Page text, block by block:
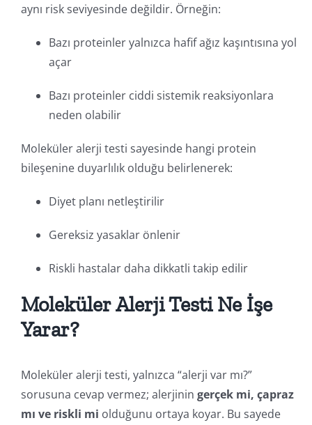
aynı risk seviyesinde değildir. Örneğin:
Bazı proteinler yalnızca hafif ağız kaşıntısına yol
açar
Bazı proteinler ciddi sistemik reaksiyonlara
neden olabilir
Moleküler alerji testi sayesinde hangi protein
bileşenine duyarlılık olduğu belirlenerek:
Diyet planı netleştirilir
Gereksiz yasaklar önlenir
Riskli hastalar daha dikkatli takip edilir
Moleküler Alerji Testi Ne İşe
Yarar?
Moleküler alerji testi, yalnızca “alerji var mı?”
sorusuna cevap vermez; alerjinin gerçek mi, çapraz
mı ve riskli mi olduğunu ortaya koyar. Bu sayede